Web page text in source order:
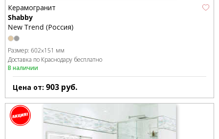
Керамогранит
Shabby
New Trend (Россия)
Размер: 602x151 мм
Доставка по Краснодару бесплатно
В наличии
Цена от: 903 руб.